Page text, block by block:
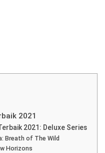
2021
2021: Deluxe Series
Breath of The Wild
Horizons